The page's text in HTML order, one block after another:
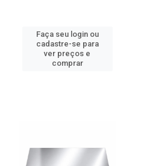
Faça seu login ou
cadastre-se para
ver preços e
comprar